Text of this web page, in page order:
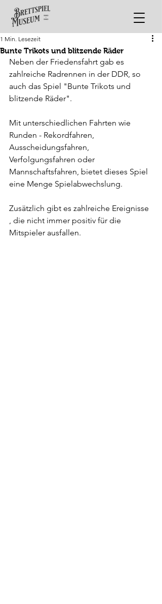
Bunte Trikots und blitzende Räder
1 Min. Lesezeit
Neben der Friedensfahrt gab es
zahlreiche Radrennen in der DDR, so
auch das Spiel "Bunte Trikots und
blitzende Räder".
Mit unterschiedlichen Fahrten wie
Runden - Rekordfahren,
Ausscheidungsfahren,
Verfolgungsfahren oder
Mannschaftsfahren, bietet dieses Spiel
eine Menge Spielabwechslung.
Zusätzlich gibt es zahlreiche Ereignisse
, die nicht immer positiv für die
Mitspieler ausfallen.